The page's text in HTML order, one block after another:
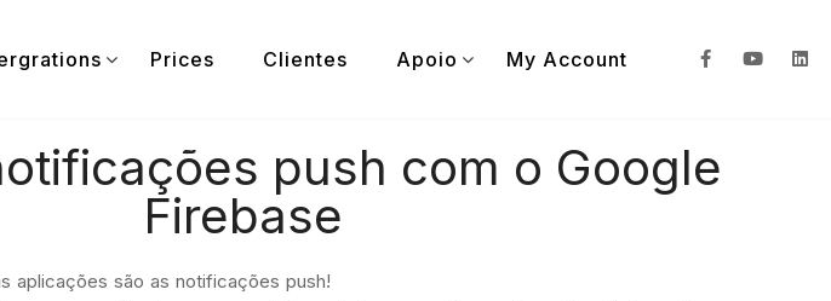
Prices Clientes Apoio My Account
push com o Google
Firebase
aplicações são as notificações push!